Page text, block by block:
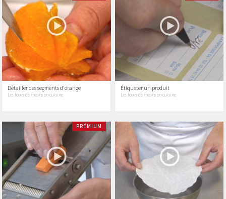
Détailler des segments d'orange
Les tours de mains en cuisine
Étiqueter un produit
Les tours de mains en cuisine
PRÉMIUM